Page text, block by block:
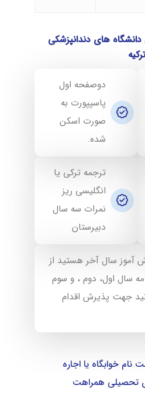
های دندانپزشکی
دوصفحه اول
پاسپپورت به
صورت اسکن
شده.
ترجمه ترکی یا
انگلیسی ریز
نمرات سه سال
دبیرستان
آموز سال آخر هستید از
سال اول، دوم ، و سوم
جهت پذیرش اقدام
نام خوابگاه یا اجاره
تحصیلی همراهت